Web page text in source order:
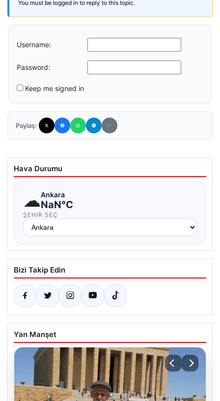
You must be logged in to reply to this topic.
Username:
Password:
Keep me signed in
Paylaş:
Hava Durumu
☁Ankara
NaN°C
ŞEHIR SEÇ
Bizi Takip Edin
Yan Manşet